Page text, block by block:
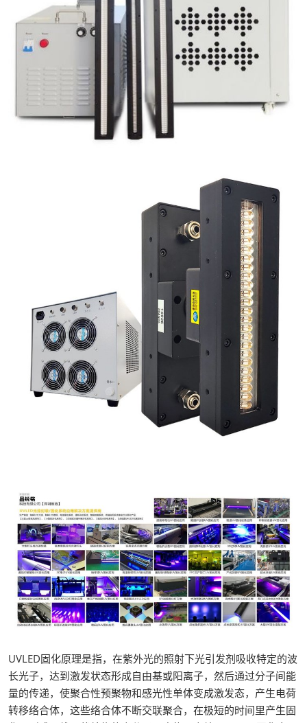
UVLED固化原理是指，在紫外光的照射下光引发剂吸收特定的波
长光子，达到激发状态形成自由基或阳离子，然后通过分子间能
量的传递，使聚合性预聚物和感光性单体变成激发态，产生电荷
转移络合体，这些络合体不断交联聚合，在极短的时间里产生固